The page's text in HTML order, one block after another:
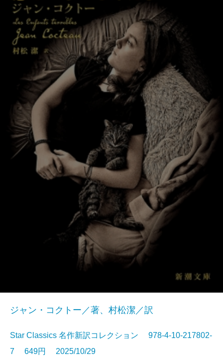
ジャン・コクトー／著、村松潔／訳
Star Classics 名作新訳コレクション 978-4-10-217802-
7 649円 2025/10/29